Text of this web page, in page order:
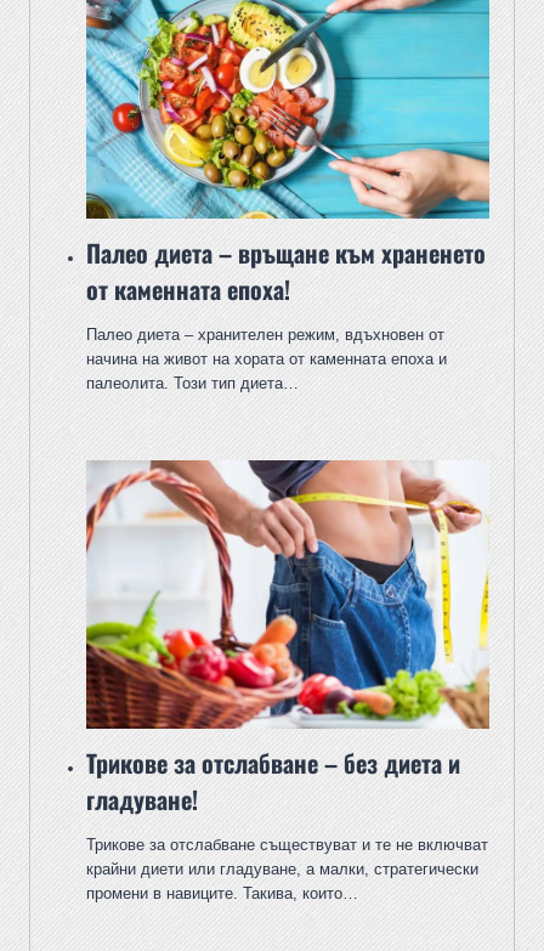
Палео диета – връщане към храненето
от каменната епоха!
Палео диета – хранителен режим, вдъхновен от
начина на живот на хората от каменната епоха и
палеолита. Този тип диета…
Трикове за отслабване – без диета и
гладуване!
Трикове за отслабване съществуват и те не включват
крайни диети или гладуване, а малки, стратегически
промени в навиците. Такива, които…